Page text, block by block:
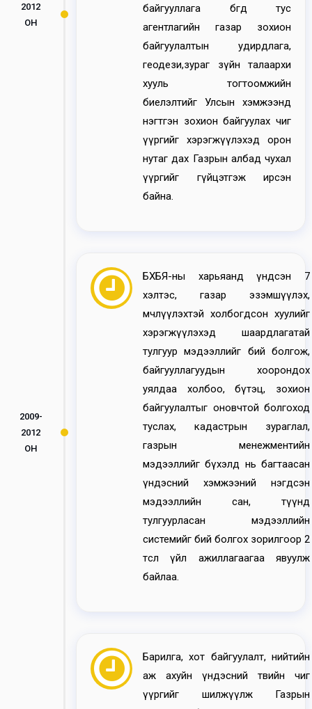
2012
ОН
байгууллага бөгөөд тус
агентлагийн газар зохион
байгуулалтын удирдлага,
геодези,зураг зүйн талаархи
хууль тогтоомжийн
биелэлтийг Улсын хэмжээнд
нэгтгэн зохион байгуулах чиг
үүргийг хэрэгжүүлэхэд орон
нутаг дах Газрын албад чухал
үүргийг гүйцэтгэж ирсэн
байна.
2009-
2012
ОН
БХБЯ-ны харьяанд үндсэн 7
хэлтэс, газар эзэмшүүлэх,
өмчлүүлэхтэй холбогдсон хуулийг
хэрэгжүүлэхэд шаардлагатай
тулгуур мэдээллийг бий болгож,
байгууллагуудын хоорондох
уялдаа холбоо, бүтэц, зохион
байгуулалтыг оновчтой болгоход
туслах, кадастрын зураглал,
газрын менежментийн
мэдээллийг бүхэлд нь багтаасан
үндэсний хэмжээний нэгдсэн
мэдээллийн сан, түүнд
тулгуурласан мэдээллийн
системийг бий болгох зорилгоор 2
төсөл үйл ажиллагаагаа явуулж
байлаа.
Барилга, хот байгуулалт, нийтийн
аж ахуйн үндэсний төвийн чиг
үүргийг шилжүүлж Газрын